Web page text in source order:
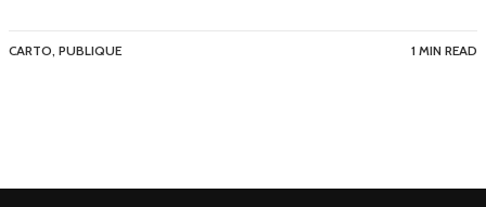
CARTO, PUBLIQUE 1 MIN READ